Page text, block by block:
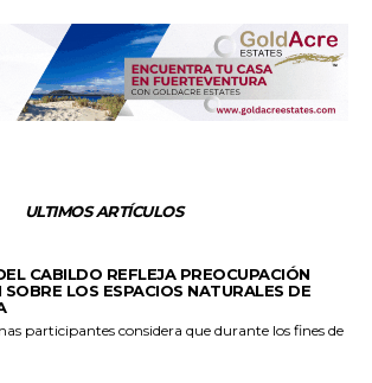
ULTIMOS ARTÍCULOS
CABILDO REFLEJA PREOCUPACIÓN
LOS ESPACIOS NATURALES DE
participantes considera que durante los fines de